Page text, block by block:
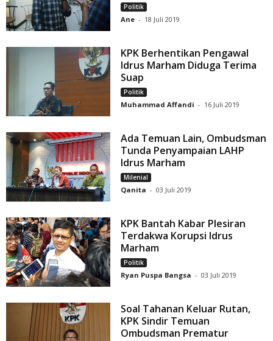
Politik
Ane - 18 Juli 2019
KPK Berhentikan Pengawal
Idrus Marham Diduga Terima
Suap
Politik
Muhammad Affandi - 16 Juli 2019
Ada Temuan Lain, Ombudsman
Tunda Penyampaian LAHP
Idrus Marham
Milenial
Qanita - 03 Juli 2019
KPK Bantah Kabar Plesiran
Terdakwa Korupsi Idrus
Marham
Politik
Ryan Puspa Bangsa - 03 Juli 2019
Soal Tahanan Keluar Rutan,
KPK Sindir Temuan
Ombudsman Prematur